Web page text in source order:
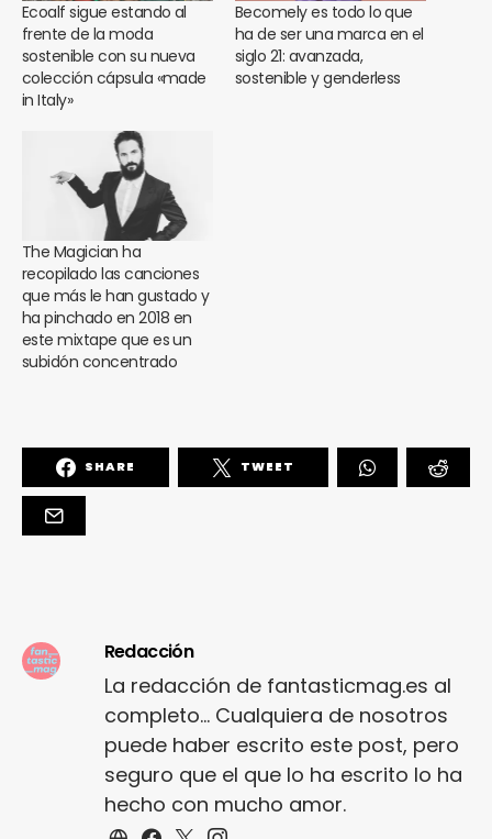
Ecoalf sigue estando al
frente de la moda
sostenible con su nueva
colección cápsula «made
in Italy»
Becomely es todo lo que
ha de ser una marca en el
siglo 21: avanzada,
sostenible y genderless
The Magician ha
recopilado las canciones
que más le han gustado y
ha pinchado en 2018 en
este mixtape que es un
subidón concentrado
SHARE TWEET
Redacción
La redacción de fantasticmag.es al
completo... Cualquiera de nosotros
puede haber escrito este post, pero
seguro que el que lo ha escrito lo ha
hecho con mucho amor.